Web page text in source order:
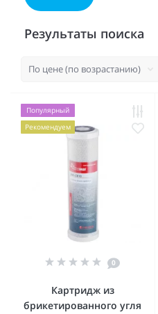
Результаты поиска
Популярный
Рекомендуем
0
Картридж из
брикетированного угля